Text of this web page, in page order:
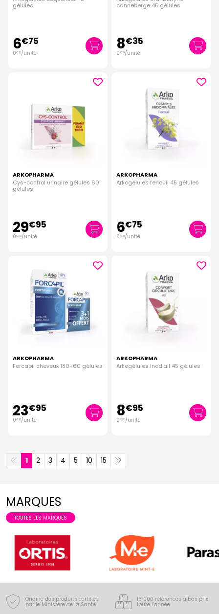
gélules
6€75
0€ 15/unité
canneberge 45 gélules
8€35
0€ 19/unité
ARKOPHARMA
Cys-control urinaire gélules 60
gélules
29€95
0€50/unité
ARKOPHARMA
Arkogélules fenouil 45 gélules
6€75
0€ 15/unité
ARKOPHARMA
Forcapil cheveux 180+60 gélules
23€95
0€ 10/unité
ARKOPHARMA
Arkogélules Inod'ail 45 gélules
8€95
0€20/unité
1 2 3 4 5 10 15
MARQUES
TOUTES LES MARQUES
Origine des produits certifiée
par le Ministère de la Santé
15 000 références à bas prix
toute l’année